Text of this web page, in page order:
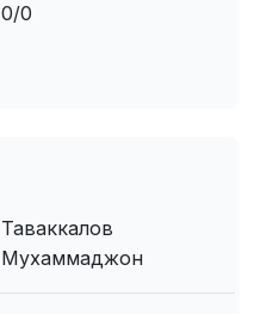
0/0
Таваккалов
Мухаммаджон